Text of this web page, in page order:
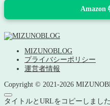
Amazon
MIZUNOBLOG
プライバシーポリシー
運営者情報
Copyright © 2021-2026
タイトルとURLをコピーしました